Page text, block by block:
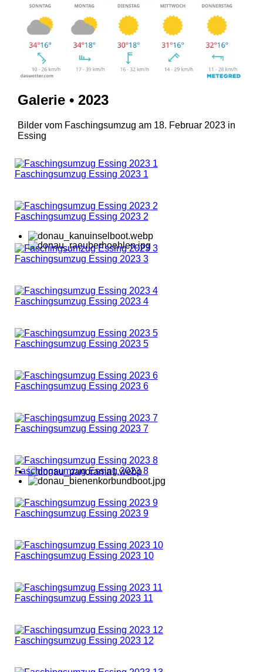
Galerie • 2023
Bilder vom Faschingsumzug am 18. Februar 2023 in
Essing
Faschingsumzug Essing 2023 1
Faschingsumzug Essing 2023 2
Faschingsumzug Essing 2023 3
Faschingsumzug Essing 2023 4
Faschingsumzug Essing 2023 5
Faschingsumzug Essing 2023 6
Faschingsumzug Essing 2023 7
Faschingsumzug Essing 2023 8
Faschingsumzug Essing 2023 9
Faschingsumzug Essing 2023 10
Faschingsumzug Essing 2023 11
Faschingsumzug Essing 2023 12